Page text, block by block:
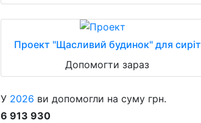
Проект "Щасливий будинок" для сиріт
Допомогти зараз
У 2026 ви допомогли на суму грн.
6 913 930